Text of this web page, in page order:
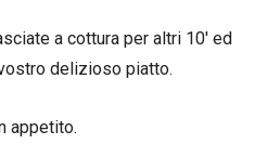
a cottura per altri 10′ ed
delizioso piatto.
appetito.